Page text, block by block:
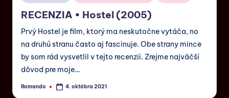
RECENZIA • Hostel (2005)
Prvý Hostel je film, ktorý ma neskutočne vytáča, no
na druhú stranu často aj fascinuje. Obe strany mince
by som rád vysvetlil v tejto recenzii. Zrejme najväčší
dôvod pre moje…
Romando 4. októbra 2021